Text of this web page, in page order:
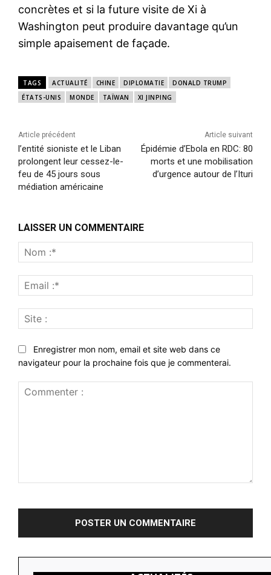
concrètes et si la future visite de Xi à
Washington peut produire davantage qu’un
simple apaisement de façade.
TAGS ACTUALITÉ CHINE DIPLOMATIE
DONALD TRUMP
ÉTATS-UNIS
MONDE TAÏWAN XI JINPING
Article précédent
l’entité sioniste et le Liban
prolongent leur cessez-le-
feu de 45 jours sous
médiation américaine
Article suivant
Épidémie d’Ebola en RDC: 80
morts et une mobilisation
d’urgence autour de l’Ituri
LAISSER UN COMMENTAIRE
:*
:*
:
Enregistrer mon nom, email et site web dans ce
navigateur pour la prochaine fois que je commenterai.